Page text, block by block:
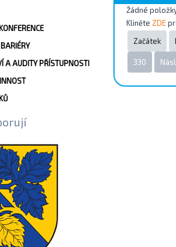
A AUDITY PŘÍSTUPNOSTI
Žádné
Kliněte ZDE
Začátek
330